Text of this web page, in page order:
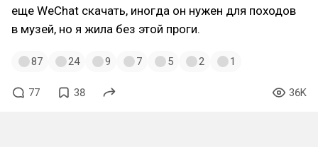
еще WeChat скачать, иногда он нужен для походов
в музей, но я жила без этой проги.
87 24 9 7 5 2 1
77 38 36K